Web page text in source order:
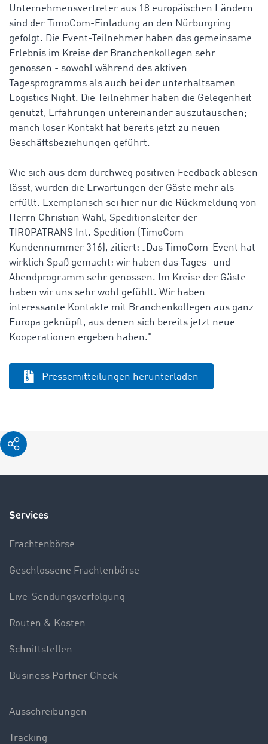
Unternehmensvertreter aus 18 europäischen Ländern
sind der TimoCom-Einladung an den Nürburgring
gefolgt. Die Event-Teilnehmer haben das gemeinsame
Erlebnis im Kreise der Branchenkollegen sehr
genossen - sowohl während des aktiven
Tagesprogramms als auch bei der unterhaltsamen
Logistics Night. Die Teilnehmer haben die Gelegenheit
genutzt, Erfahrungen untereinander auszutauschen;
manch loser Kontakt hat bereits jetzt zu neuen
Geschäftsbeziehungen geführt.
Wie sich aus dem durchweg positiven Feedback ablesen
lässt, wurden die Erwartungen der Gäste mehr als
erfüllt. Exemplarisch sei hier nur die Rückmeldung von
Herrn Christian Wahl, Speditionsleiter der
TIROPATRANS Int. Spedition (TimoCom-
Kundennummer 316), zitiert: „Das TimoCom-Event hat
wirklich Spaß gemacht; wir haben das Tages- und
Abendprogramm sehr genossen. Im Kreise der Gäste
haben wir uns sehr wohl gefühlt. Wir haben
interessante Kontakte mit Branchenkollegen aus ganz
Europa geknüpft, aus denen sich bereits jetzt neue
Kooperationen ergeben haben."
Pressemitteilungen herunterladen
Services
Frachtenbörse
Geschlossene Frachtenbörse
Live-Sendungsverfolgung
Routen & Kosten
Schnittstellen
Business Partner Check
Ausschreibungen
Tracking